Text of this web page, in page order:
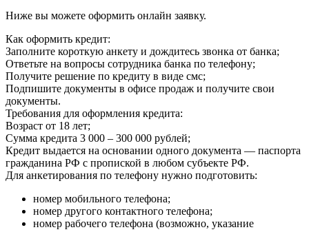
Ниже вы можете оформить онлайн заявку.
Как оформить кредит:
Заполните короткую анкету и дождитесь звонка от банка;
Ответьте на вопросы сотрудника банка по телефону;
Получите решение по кредиту в виде смс;
Подпишите документы в офисе продаж и получите свои
документы.
Требования для оформления кредита:
Возраст от 18 лет;
Сумма кредита 3 000 – 300 000 рублей;
Кредит выдается на основании одного документа — паспорта
гражданина РФ с пропиской в любом субъекте РФ.
Для анкетирования по телефону нужно подготовить:
номер мобильного телефона;
номер другого контактного телефона;
номер рабочего телефона (возможно, указание